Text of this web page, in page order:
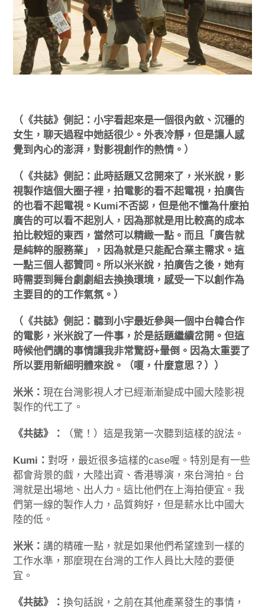
（《共誌》側記：小宇看起來是一個很內斂、沉穩的
女生，聊天過程中她話很少。外表冷靜，但是讓人感
覺到內心的澎湃，對影視創作的熱情。）
（《共誌》側記：此時話題又岔開來了，米米說，影
視製作這個大圈子裡，拍電影的看不起電視，拍廣告
的也看不起電視。Kumi不否認，但是他不懂為什麼拍
廣告的可以看不起別人，因為那就是用比較高的成本
拍比較短的東西，當然可以精緻一點。而且「廣告就
是純粹的服務業」，因為就是只能配合業主需求。這
一點三個人都贊同。所以米米說，拍廣告之後，她有
時需要到舞台劇劇組去換換環境，感受一下以創作為
主要目的的工作氣氛。）
（《共誌》側記：聽到小宇最近參與一個中台韓合作
的電影，米米說了一件事，於是話題繼續岔開。但這
時候他們講的事情讓我非常驚訝+暈倒。因為太重要了
所以要用新細明體來說。（嗄，什麼意思？））
米米：現在台灣影視人才已經漸漸變成中國大陸影視
製作的代工了。
《共誌》： （驚！）這是我第一次聽到這樣的說法。
Kumi：對呀，最近很多這樣的case喔。特別是有一些
都會背景的戲，大陸出資、香港導演，來台灣拍。台
灣就是出場地、出人力。這比他們在上海拍便宜。我
們第一線的製作人力，品質夠好，但是薪水比中國大
陸的低。
米米：講的精確一點，就是如果他們希望達到一樣的
工作水準，那麼現在台灣的工作人員比大陸的要便
宜。
《共誌》：換句話說，之前在其他產業發生的事情，